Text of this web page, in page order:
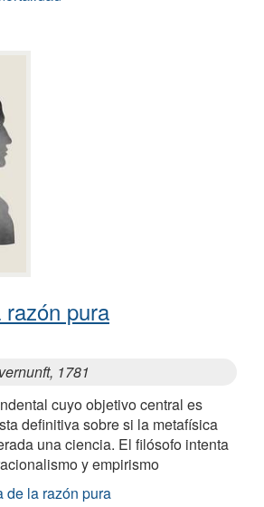
pura
1781
cuyo objetivo central es
definitiva sobre si la metafísica
una ciencia. El filósofo intenta
y empirismo
de la razón pura